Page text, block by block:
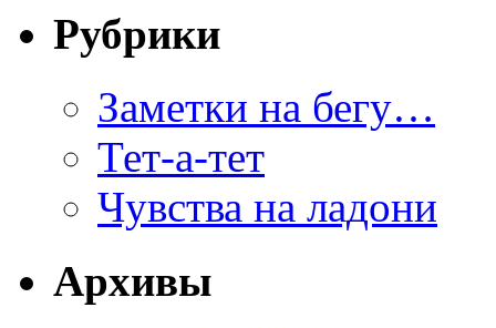
Рубрики
Заметки на бегу…
Тет-а-тет
Чувства на ладони
Архивы